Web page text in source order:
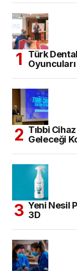
Türk
Tıbbi
Geleceği
Yeni Nesil
3D